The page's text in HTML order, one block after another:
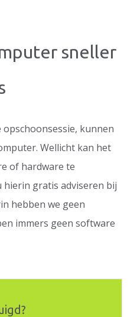
sneller
kunnen
Wellicht kan het
of hardware te
hierin gratis adviseren bij
hebben we geen
immers geen software